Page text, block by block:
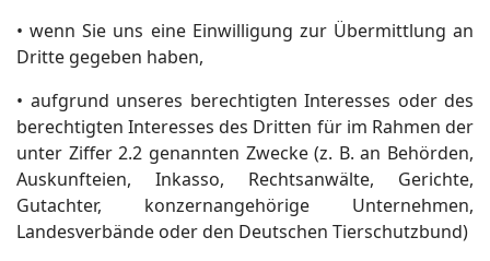
• wenn Sie uns eine Einwilligung zur Übermittlung an
Dritte gegeben haben,
• aufgrund unseres berechtigten Interesses oder des
berechtigten Interesses des Dritten für im Rahmen der
unter Ziffer 2.2 genannten Zwecke (z. B. an Behörden,
Auskunfteien, Inkasso, Rechtsanwälte, Gerichte,
Gutachter, konzernangehörige Unternehmen,
Landesverbände oder den Deutschen Tierschutzbund)